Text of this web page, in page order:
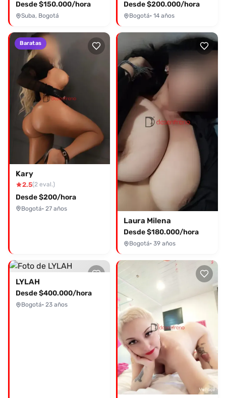
Desde $150.000/hora
Suba, Bogotá
Desde $200.000/hora
Bogotá· 14 años
Baratas
Kary
2.5(2 eval.)
Desde $200/hora
Bogotá· 27 años
Laura Milena
Desde $180.000/hora
Bogotá· 39 años
LYLAH
Desde $400.000/hora
Bogotá· 23 años